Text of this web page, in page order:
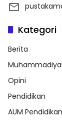
Kategori
Berita
Opini
Pendidikan
AUM Pendidikan